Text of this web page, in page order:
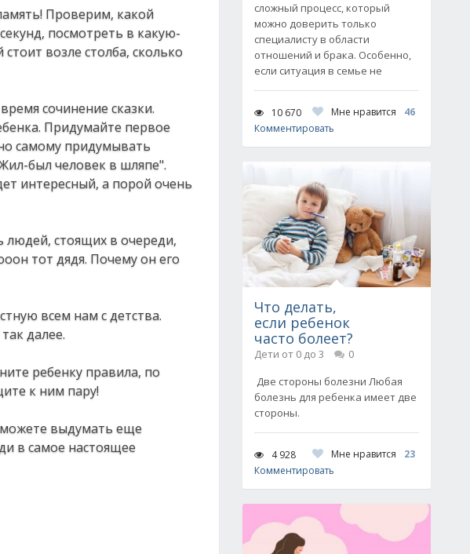
Проверим, какой
посмотреть в какую-
возле столба, сколько
сочинение сказки.
Придумайте первое
самому придумывать
был человек в шляпе".
интересный, а порой очень
стоящих в очереди,
тот дядя. Почему он его
всем нам с детства.
далее.
ребенку правила, по
к ним пару!
выдумать еще
в самое настоящее
сложный процесс, который
можно доверить только
специалисту в области
отношений и брака. Особенно,
если ситуация в семье не
10 670 Мне нравится
46
Комментировать
Что делать,
если ребенок
часто болеет?
Дети от 0 до 3
0
Две стороны болезни Любая
болезнь для ребенка имеет две
стороны.
4 928 Мне нравится
23
Комментировать